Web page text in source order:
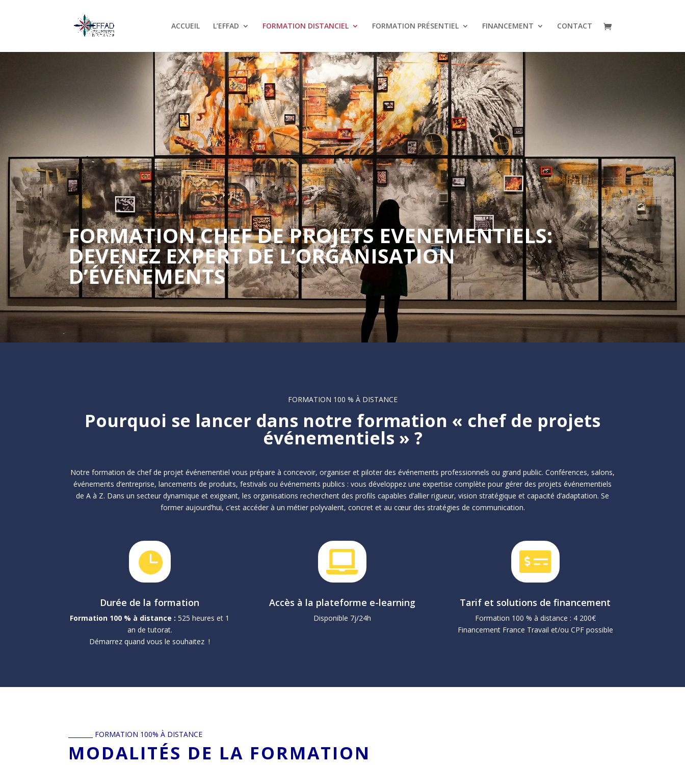
ACCUEIL L’EFFAD FORMATION DISTANCIEL FORMATION PRÉSENTIEL FINANCEMENT CONTACT
FORMATION CHEF DE PROJETS EVENEMENTIELS:
DEVENEZ EXPERT DE L’ORGANISATION
D’ÉVÉNEMENTS
FORMATION 100 % À DISTANCE
Pourquoi se lancer dans notre formation « chef de projets
événementiels » ?
Notre formation de chef de projet événementiel vous prépare à concevoir, organiser et piloter des événements professionnels ou grand public. Conférences, salons,
événements d’entreprise, lancements de produits, festivals ou événements publics : vous développez une expertise complète pour gérer des projets événementiels
de A à Z. Dans un secteur dynamique et exigeant, les organisations recherchent des profils capables d’allier rigueur, vision stratégique et capacité d’adaptation. Se
former aujourd’hui, c’est accéder à un métier polyvalent, concret et au cœur des stratégies de communication.

Durée de la formation
Formation 100 % à distance : 525 heures et 1
an de tutorat.
Démarrez quand vous le souhaitez !

Accès à la plateforme e-learning
Disponible 7j/24h

Tarif et solutions de financement
Formation 100 % à distance : 4 200€
Financement France Travail et/ou CPF possible
________ FORMATION 100% À DISTANCE
MODALITÉS DE LA FORMATION